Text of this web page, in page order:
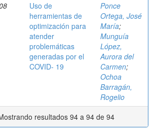
Uso de
herramientas de
optimización para
atender
problemáticas
generadas por el
COVID- 19
Ponce
Ortega, José
María;
Munguía
López,
Aurora del
Carmen;
Ochoa
Barragán,
Rogelio
resultados 94 a 94 de 94